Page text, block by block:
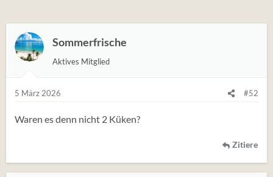
Sommerfrische
Aktives Mitglied
5 März 2026 #52
Waren es denn nicht 2 Küken?
Zitiere